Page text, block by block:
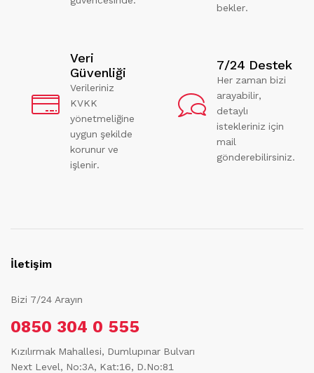
bekler.
Veri
Güvenliği
Verileriniz
KVKK
yönetmeliğine
uygun şekilde
korunur ve
işlenir.
7/24 Destek
Her zaman bizi
arayabilir,
detaylı
istekleriniz için
mail
gönderebilirsiniz.
İletişim
Bizi 7/24 Arayın
0850 304 0 555
Kızılırmak Mahallesi, Dumlupınar Bulvarı
Next Level, No:3A, Kat:16, D.No:81